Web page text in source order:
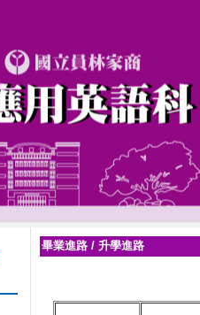
畢業進路 / 升學進路